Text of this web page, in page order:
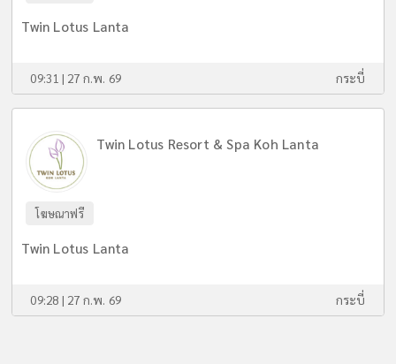
Twin Lotus Lanta
09:31 | 27 ก.พ. 69 กระบี่
Twin Lotus Resort & Spa Koh Lanta
โฆษณาฟรี
Twin Lotus Lanta
09:28 | 27 ก.พ. 69 กระบี่